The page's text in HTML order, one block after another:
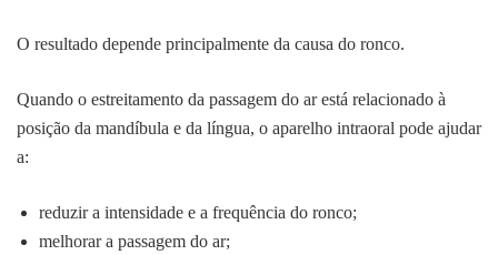
O resultado depende principalmente da causa do ronco.
Quando o estreitamento da passagem do ar está relacionado à
posição da mandíbula e da língua, o aparelho intraoral pode ajudar
a:
reduzir a intensidade e a frequência do ronco;
melhorar a passagem do ar;